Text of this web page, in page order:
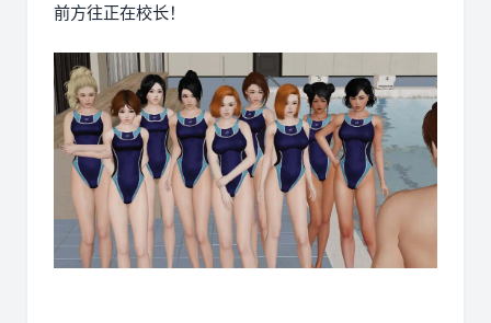
前方往正在校长！